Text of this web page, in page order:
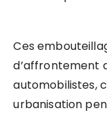
Ces
d’affrontement
automobilistes,
urbanisation